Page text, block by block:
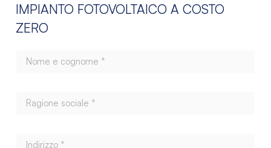
IMPIANTO FOTOVOLTAICO A COSTO
ZERO